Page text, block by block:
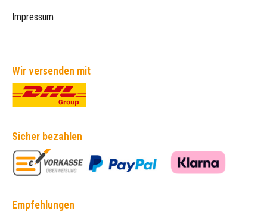
Impressum
Wir versenden mit
Sicher bezahlen
Empfehlungen